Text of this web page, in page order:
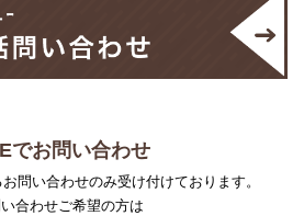
でお問い合わせ
問い合わせのみ受け付けております。
合わせご希望の方は